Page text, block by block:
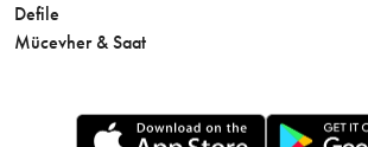
Defile
Mücevher & Saat